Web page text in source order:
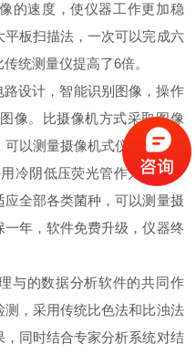
的速度，使仪器工作更加稳
板扫描法，一次可以完成六
统测量仪提高了6倍。
设计，智能识别图像，操作
像。比摄像机方式采取图像
以测量摄像机式仪器不能测
冷阴低压荧光管作为光源，
全部各类菌种，可以测量摄
年，软件免费升级，仪器终
与的数据分析软件的共同作
，采用传统比色法和比浊法
同时结合专家分析系统对结